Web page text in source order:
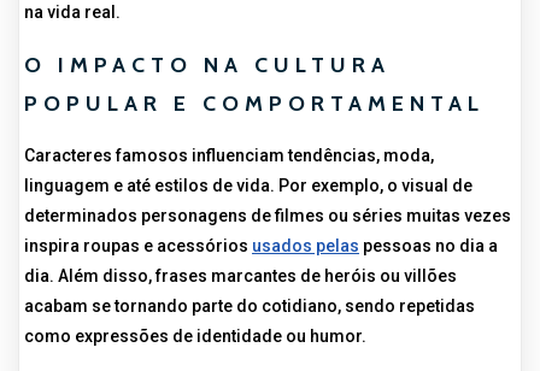
na vida real.
O IMPACTO NA CULTURA
POPULAR E COMPORTAMENTAL
Caracteres famosos influenciam tendências, moda,
linguagem e até estilos de vida. Por exemplo, o visual de
determinados personagens de filmes ou séries muitas vezes
inspira roupas e acessórios usados pelas pessoas no dia a
dia. Além disso, frases marcantes de heróis ou villões
acabam se tornando parte do cotidiano, sendo repetidas
como expressões de identidade ou humor.